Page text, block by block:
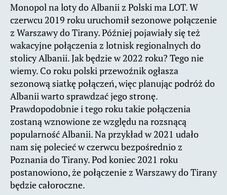
Monopol na loty do Albanii z Polski ma LOT. W
czerwcu 2019 roku uruchomił sezonowe połączenie
z Warszawy do Tirany. Później pojawiały się też
wakacyjne połączenia z lotnisk regionalnych do
stolicy Albanii. Jak będzie w 2022 roku? Tego nie
wiemy. Co roku polski przewoźnik ogłasza
sezonową siatkę połączeń, więc planując podróż do
Albanii warto sprawdzać jego stronę.
Prawdopodobnie i tego roku takie połączenia
zostaną wznowione ze względu na rozsnącą
popularność Albanii. Na przykład w 2021 udało
nam się polecieć w czerwcu bezpośrednio z
Poznania do Tirany. Pod koniec 2021 roku
postanowiono, że połączenie z Warszawy do Tirany
będzie całoroczne.